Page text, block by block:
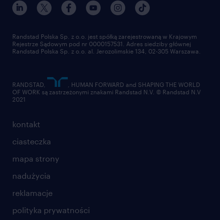
dla dostawców
pracuj w randstad
złóż CV
kontakt
ciasteczka
mapa strony
nadużycia
reklamacje
polityka prywatności
Randstad Polska Sp. z o.o. jest spółką zarejestrowaną w Krajowym
Rejestrze Sądowym pod nr 0000157531. Adres siedziby głównej
Randstad Polska Sp. z o.o. al. Jerozolimskie 134, 02-305 Warszawa.
RANDSTAD,
, HUMAN FORWARD and SHAPING THE WORLD
OF WORK są zastrzeżonymi znakami Randstad N.V. © Randstad N.V
2021